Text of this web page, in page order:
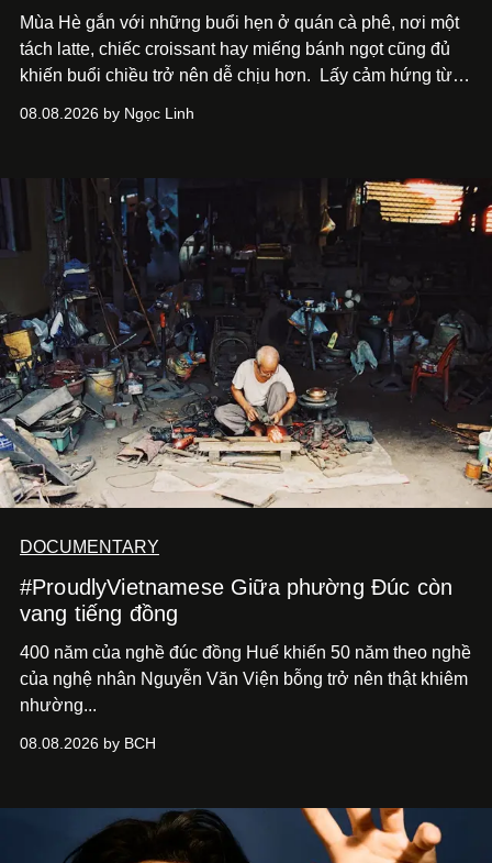
Mùa Hè gắn với những buổi hẹn ở quán cà phê, nơi một
tách latte, chiếc croissant hay miếng bánh ngọt cũng đủ
khiến buổi chiều trở nên dễ chịu hơn.
Lấy cảm hứng từ
sử dụng bảng màu nâu sữa, kem, trắng ngà cùng những
quán cà phê. Dưới đây là những mẫu nail được yêu thích
nhất của xu hướng này.
08.08.2026 by Ngọc Linh
DOCUMENTARY
#ProudlyVietnamese Giữa phường Đúc còn
vang tiếng đồng
400 năm của nghề đúc đồng Huế khiến 50 năm theo nghề
của nghệ nhân Nguyễn Văn Viện bỗng trở nên thật khiêm
nhường...
08.08.2026 by BCH